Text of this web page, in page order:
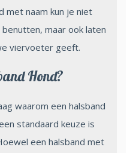
met naam kun je niet
maar ook laten
viervoeter geeft.
Hond?
waarom een halsband
standaard keuze is
een halsband met